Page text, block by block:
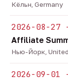
Кёльн, Germany
2026-08-27
Affiliate
Нью-Йорк,
2026-09-01